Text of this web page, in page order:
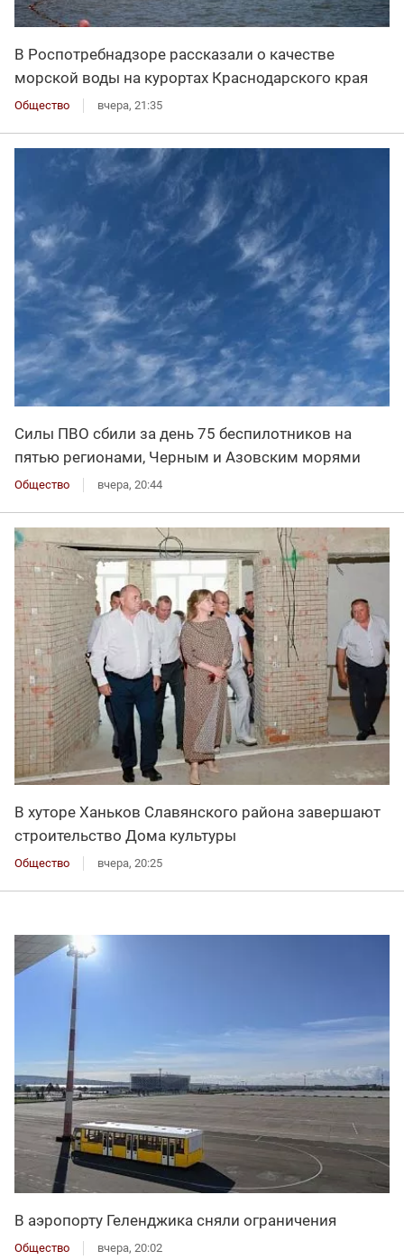
В Роспотребнадзоре рассказали о качестве
морской воды на курортах Краснодарского края
Общество вчера, 21:35
Силы ПВО сбили за день 75 беспилотников на
пятью регионами, Черным и Азовским морями
Общество вчера, 20:44
В хуторе Ханьков Славянского района завершают
строительство Дома культуры
Общество вчера, 20:25
В аэропорту Геленджика сняли ограничения
Общество вчера, 20:02